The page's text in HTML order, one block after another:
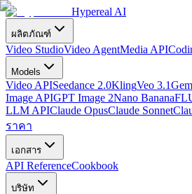
Hypereal AI
ผลิตภัณฑ์
Video StudioVideo AgentMedia API
Models
Video APISeedance 2.0KlingVeo 3.1
Image APIGPT Image 2Nano Banana
LLM APIClaude OpusClaude Sonnet
ราคา
เอกสาร
API ReferenceCookbook
บริษัท